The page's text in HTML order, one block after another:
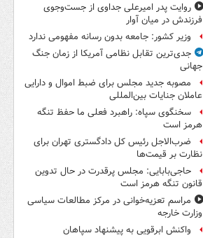
روایت پدر امیرعلی جداوی از جست‌وجوی
فرزندش در میان آوار
وزیر کشور: جامعه بدون رسانه مفهومی ندارد
جدی‌ترین تقابل نظامی آمریکا از زمان جنگ
جهانی
مصوبه جدید مجلس برای ضبط اموال و دارایی
عاملان جنایات بین‌المللی
سخنگوی سپاه: راهبرد فعلی ما حفظ تنگه
هرمز است
ضرب‌الاجل رئیس کل دادگستری تهران برای
نظارت بر قیمت‌ها
حاجی‌بابایی: مجلس پرقدرت در حال تدوین
قانون تنگه هرمز است
مراسم تعزیه‌خوانی در مرکز مطالعات سیاسی
وزارت خارجه
واکنش ابرقویی به پیشنهاد سپاهان